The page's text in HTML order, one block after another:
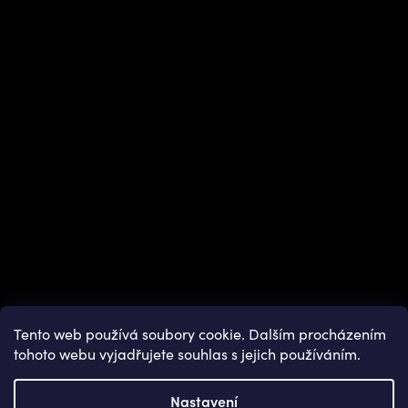
Tento web používá soubory cookie. Dalším procházením
tohoto webu vyjadřujete souhlas s jejich používáním.
Nastavení